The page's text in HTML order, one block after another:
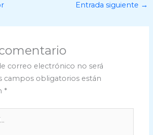
Entrada siguiente →
correo electrónico no será
campos obligatorios están
*